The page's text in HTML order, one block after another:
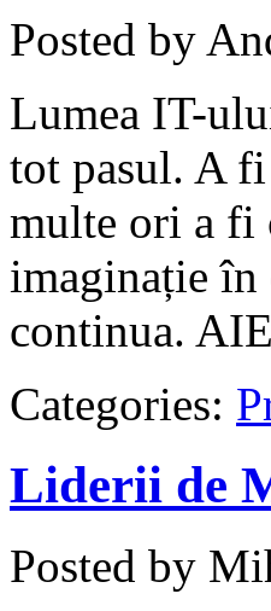
Posted by
Lumea IT-
tot pasul. A
multe ori a fi
imaginație în
continua.
Categories:
Liderii de
Posted by